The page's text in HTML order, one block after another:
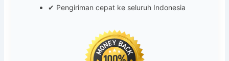
✔ Pengiriman cepat ke seluruh Indonesia